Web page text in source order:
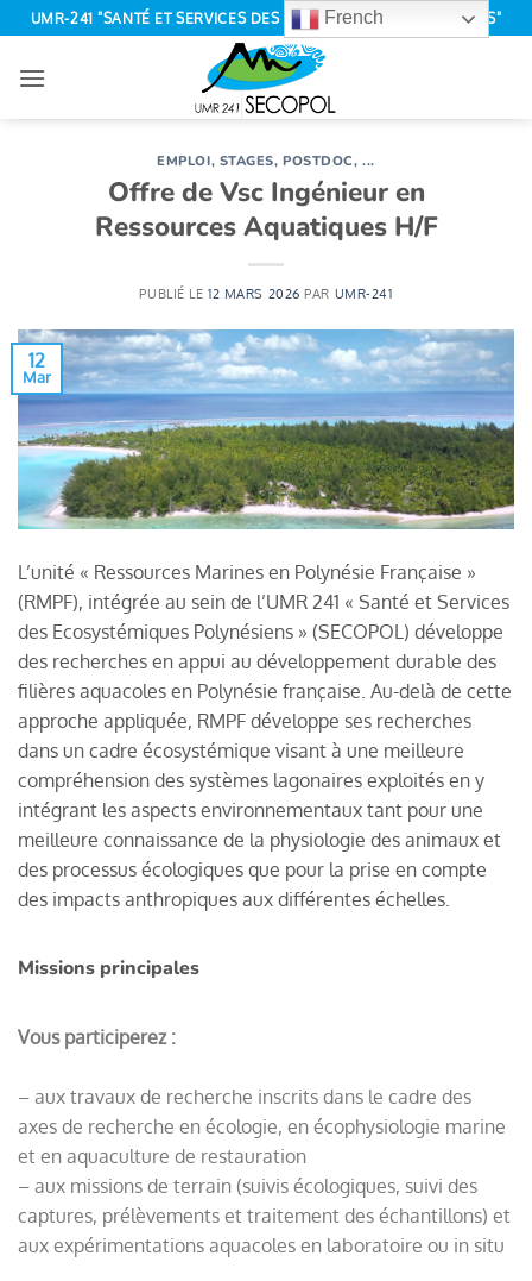
Passer
au
contenu
UMR-241 "SANTÉ ET SERVICES DES ÉCOSYSTÈMES POLYNÉSIENS"
EMPLOI, STAGES, POSTDOC, ...
Offre de Vsc Ingénieur en
Ressources Aquatiques H/F
PUBLIÉ LE12 MARS 2026 PAR UMR-241
12
Mar
L’unité « Ressources Marines en Polynésie Française »
(RMPF), intégrée au sein de l’UMR 241 « Santé et Services
des Ecosystémiques Polynésiens » (SECOPOL) développe
des recherches en appui au développement durable des
filières aquacoles en Polynésie française. Au-delà de cette
approche appliquée, RMPF développe ses recherches
dans un cadre écosystémique visant à une meilleure
compréhension des systèmes lagonaires exploités en y
intégrant les aspects environnementaux tant pour une
meilleure connaissance de la physiologie des animaux et
des processus écologiques que pour la prise en compte
des impacts anthropiques aux différentes échelles.
Missions principales
Vous participerez :
– aux travaux de recherche inscrits dans le cadre des
axes de recherche en écologie, en écophysiologie marine
et en aquaculture de restauration
– aux missions de terrain (suivis écologiques, suivi des
captures, prélèvements et traitement des échantillons) et
aux expérimentations aquacoles en laboratoire ou in situ
French